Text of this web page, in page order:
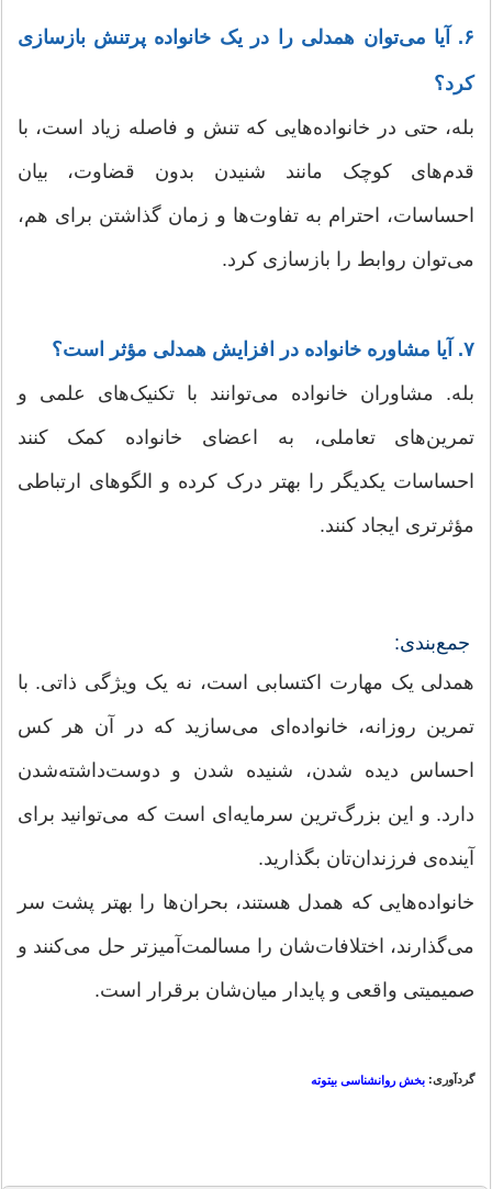
۶. آیا می‌توان همدلی را در یک خانواده پرتنش بازسازی
کرد؟
بله، حتی در خانواده‌هایی که تنش و فاصله زیاد است، با
قدم‌های کوچک مانند شنیدن بدون قضاوت، بیان
احساسات، احترام به تفاوت‌ها و زمان گذاشتن برای هم،
می‌توان روابط را بازسازی کرد.
۷. آیا مشاوره خانواده در افزایش همدلی مؤثر است؟
بله. مشاوران خانواده می‌توانند با تکنیک‌های علمی و
تمرین‌های تعاملی، به اعضای خانواده کمک کنند
احساسات یکدیگر را بهتر درک کرده و الگوهای ارتباطی
مؤثرتری ایجاد کنند.
جمع‌بندی:
همدلی یک مهارت اکتسابی است، نه یک ویژگی ذاتی. با
تمرین روزانه، خانواده‌ای می‌سازید که در آن هر کس
احساس دیده شدن، شنیده شدن و دوست‌داشته‌شدن
دارد. و این بزرگ‌ترین سرمایه‌ای است که می‌توانید برای
آینده‌ی فرزندان‌تان بگذارید.
خانواده‌هایی که همدل هستند، بحران‌ها را بهتر پشت سر
می‌گذارند، اختلافات‌شان را مسالمت‌آمیزتر حل می‌کنند و
صمیمیتی واقعی و پایدار میان‌شان برقرار است.
گردآوری: بخش روانشناسی بیتوته